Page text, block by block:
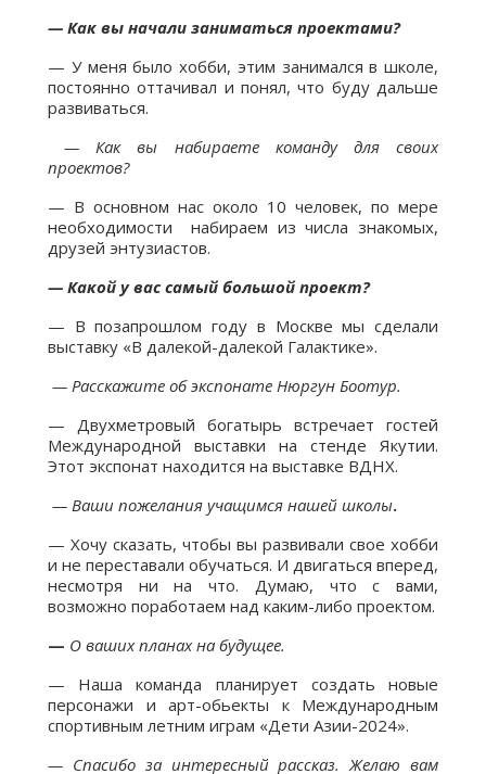
— Как вы начали заниматься проектами?
— У меня было хобби, этим занимался в школе,
постоянно оттачивал и понял, что буду дальше
развиваться.
— Как вы набираете команду для своих
проектов?
— В основном нас около 10 человек, по мере
необходимости набираем из числа знакомых,
друзей энтузиастов.
— Какой у вас самый большой проект?
— В позапрошлом году в Москве мы сделали
выставку «В далекой-далекой Галактике».
— Расскажите об экспонате Нюргун Боотур.
— Двухметровый богатырь встречает гостей
Международной выставки на стенде Якутии.
Этот экспонат находится на выставке ВДНХ.
— Ваши пожелания учащимся нашей школы.
— Хочу сказать, чтобы вы развивали свое хобби
и не переставали обучаться. И двигаться вперед,
несмотря ни на что. Думаю, что с вами,
возможно поработаем над каким-либо проектом.
— О ваших планах на будущее.
— Наша команда планирует создать новые
персонажи и арт-обьекты к Международным
спортивным летним играм «Дети Азии-2024».
— Спасибо за интересный рассказ. Желаю вам